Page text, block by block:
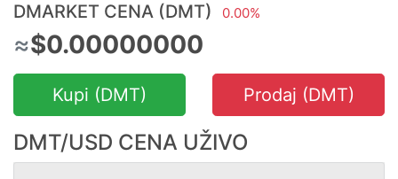
DMARKET CENA (DMT) 0.00%
≈$0.00000000
Kupi (DMT) Prodaj (DMT)
DMT/USD CENA UŽIVO